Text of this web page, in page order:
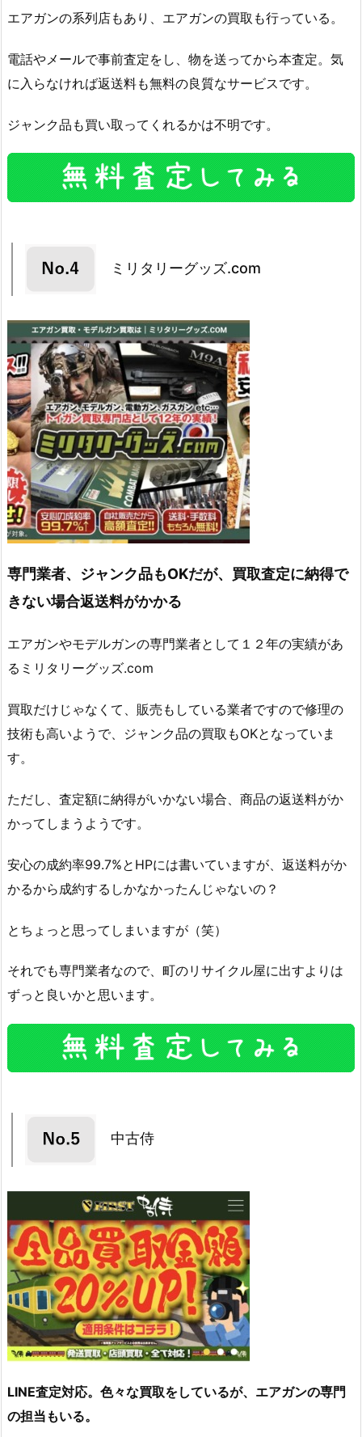
エアガンの系列店もあり、エアガンの買取も行っている。
電話やメールで事前査定をし、物を送ってから本査定。気
に入らなければ返送料も無料の良質なサービスです。
ジャンク品も買い取ってくれるかは不明です。
ミリタリーグッズ.com
専門業者、ジャンク品もOKだが、買取査定に納得で
きない場合返送料がかかる
エアガンやモデルガンの専門業者として１２年の実績があ
るミリタリーグッズ.com
買取だけじゃなくて、販売もしている業者ですので修理の
技術も高いようで、ジャンク品の買取もOKとなっていま
す。
ただし、査定額に納得がいかない場合、商品の返送料がか
かってしまうようです。
安心の成約率99.7%とHPには書いていますが、返送料がか
かるから成約するしかなかったんじゃないの？
とちょっと思ってしまいますが（笑）
それでも専門業者なので、町のリサイクル屋に出すよりは
ずっと良いかと思います。
中古侍
LINE査定対応。色々な買取をしているが、エアガンの専門
の担当もいる。